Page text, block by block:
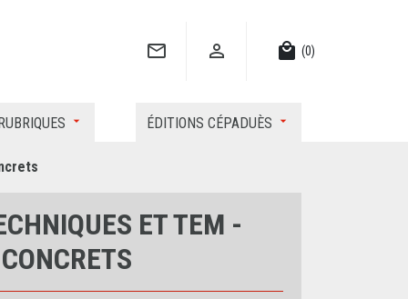
  local_mall (0)
ÉDITIONS CÉPADUÈS
ET TEM -